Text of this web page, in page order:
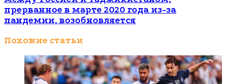
прерванное в марте 2020 года из-за
пандемии, возобновляется
Похожие статьи